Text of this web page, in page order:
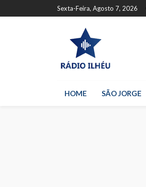
Sexta-Feira, Agosto 7, 2026
HOME SÃO JORGE